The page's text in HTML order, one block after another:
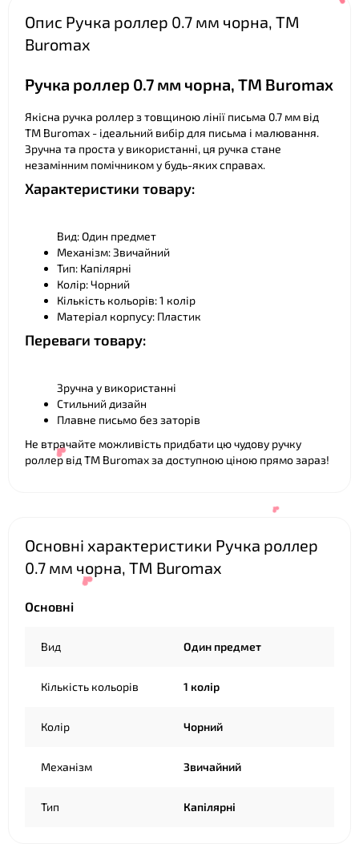
Опис Ручка роллер 0.7 мм чорна, ТМ
Buromax
Ручка роллер 0.7 мм чорна, ТМ Buromax
Якісна ручка роллер з товщиною лінії письма 0.7 мм від
ТМ Buromax - ідеальний вибір для письма і малювання.
Зручна та проста у використанні, ця ручка стане
незамінним помічником у будь-яких справах.
Характеристики товару:
Вид: Один предмет
Механізм: Звичайний
Тип: Капілярні
Колір: Чорний
Кількість кольорів: 1 колір
Матеріал корпусу: Пластик
Переваги товару:
Зручна у використанні
Стильний дизайн
Плавне письмо без заторів
Не втрачайте можливість придбати цю чудову ручку
роллер від ТМ Buromax за доступною ціною прямо зараз!
Основні характеристики Ручка роллер
0.7 мм чорна, ТМ Buromax
Основні
Вид Один предмет
Кількість кольорів 1 колір
Колір Чорний
Механізм Звичайний
Тип Капілярні
❤